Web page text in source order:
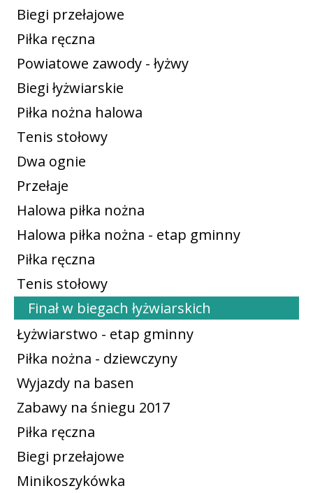
Biegi przełajowe
Piłka ręczna
Powiatowe zawody - łyżwy
Biegi łyżwiarskie
Piłka nożna halowa
Tenis stołowy
Dwa ognie
Przełaje
Halowa piłka nożna
Halowa piłka nożna - etap gminny
Piłka ręczna
Tenis stołowy
Finał w biegach łyżwiarskich
Łyżwiarstwo - etap gminny
Piłka nożna - dziewczyny
Wyjazdy na basen
Zabawy na śniegu 2017
Piłka ręczna
Biegi przełajowe
Minikoszykówka